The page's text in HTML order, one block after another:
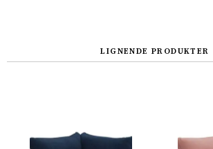
LIGNENDE PRODUKTER